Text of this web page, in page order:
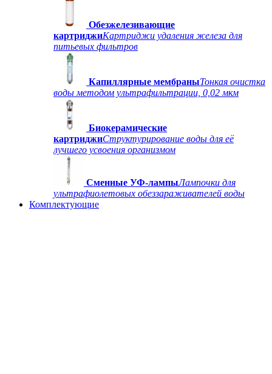
Обезжелезивающие
картриджиКартриджи удаления железа для
питьевых фильтров
Капиллярные мембраныТонкая очистка
воды методом ультрафильтрации, 0,02 мкм
Биокерамические
картриджиСтруктурирование воды для её
лучшего усвоения организмом
Сменные УФ-лампыЛампочки для
ультрафиолетовых обеззараживателей воды
Комплектующие